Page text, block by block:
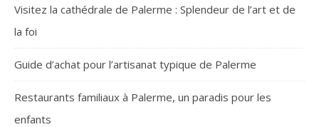
Visitez la cathédrale de Palerme : Splendeur de l’art et de
la foi
Guide d’achat pour l’artisanat typique de Palerme
Restaurants familiaux à Palerme, un paradis pour les
enfants